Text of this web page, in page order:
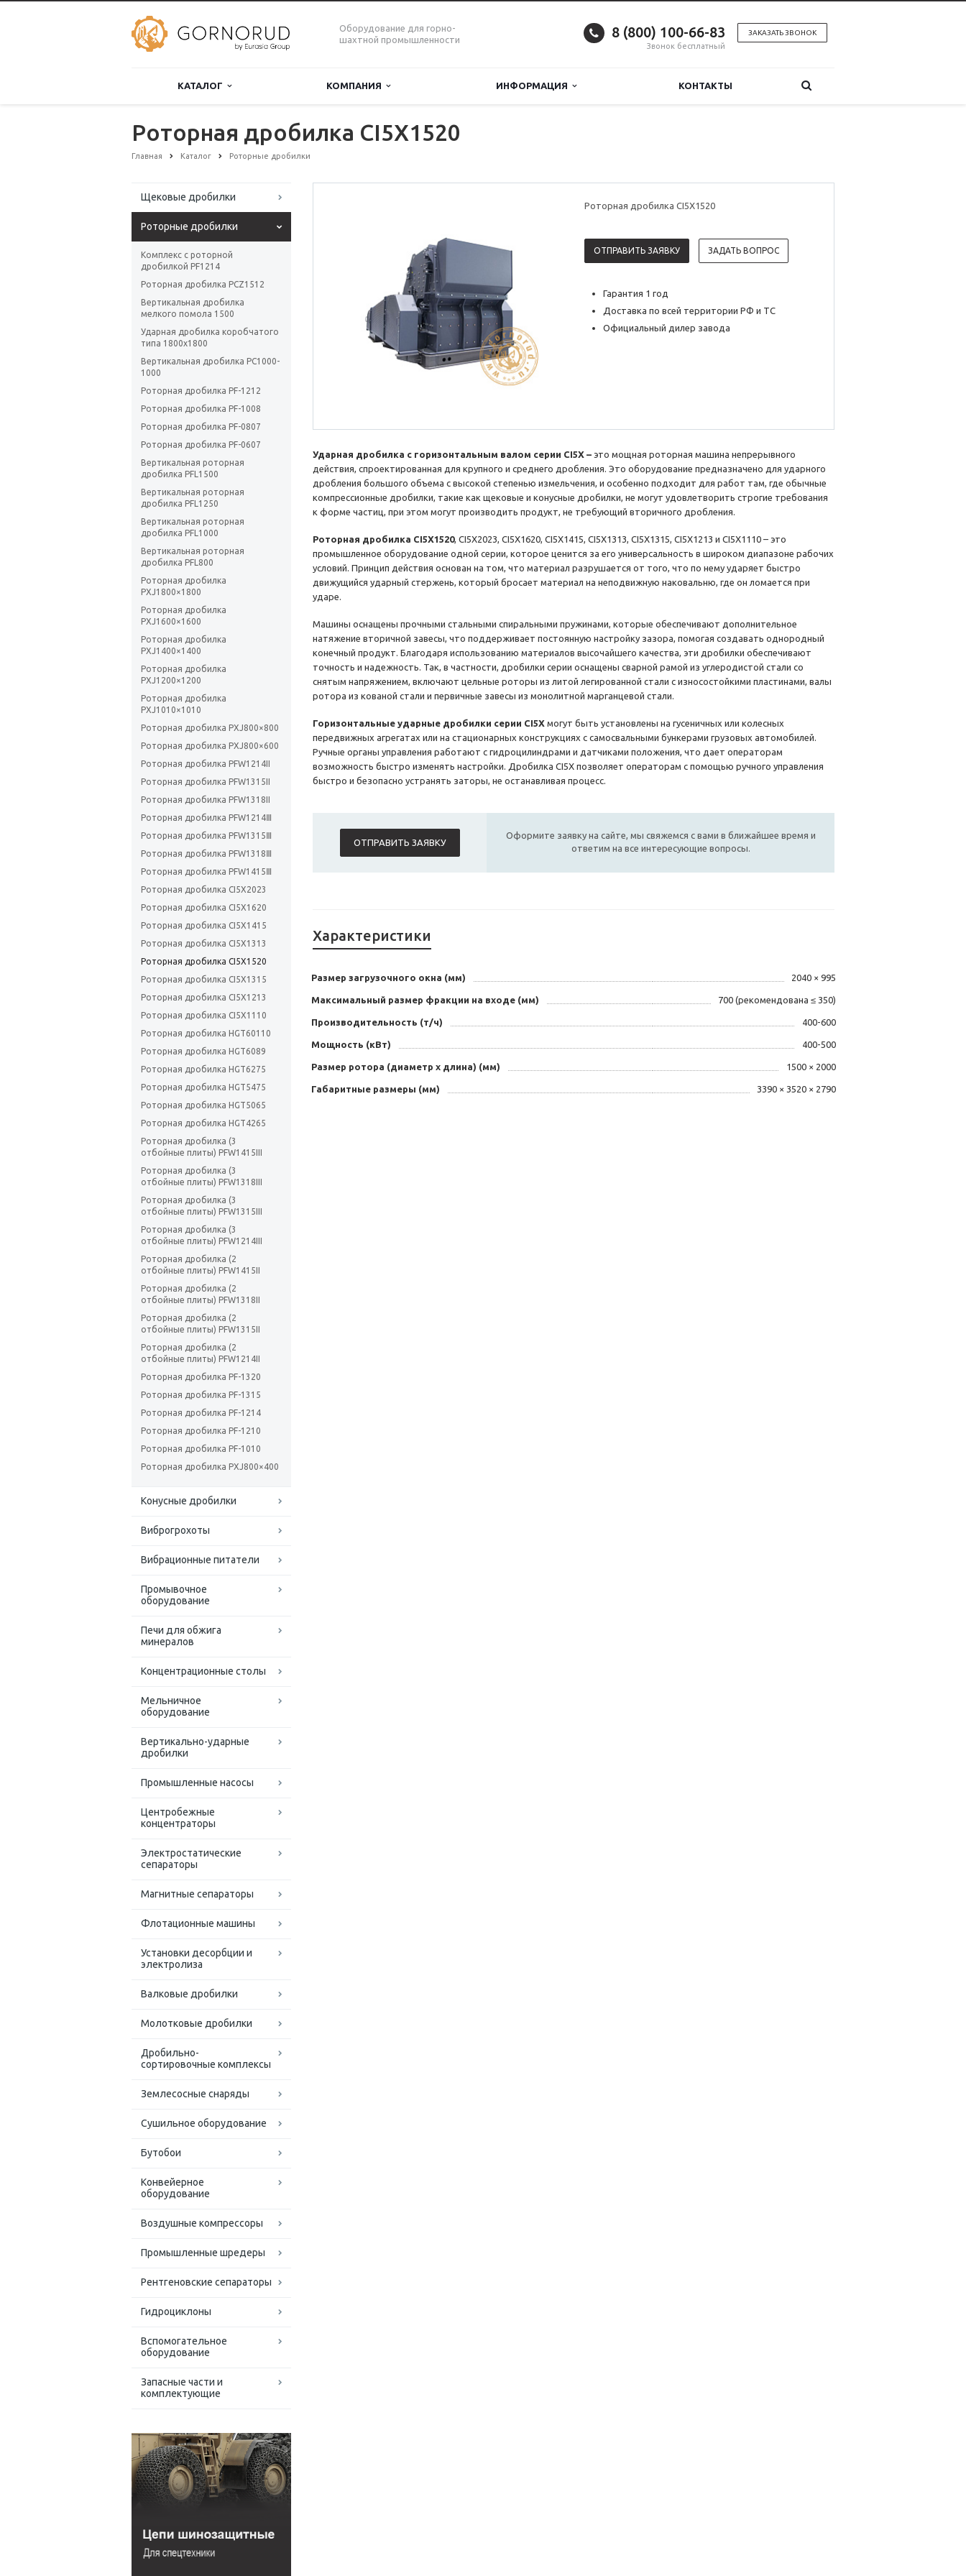
Оборудование для горно-
шахтной промышленности
ЗАКАЗАТЬ ЗВОНОК
8 (800) 100-66-83
Звонок бесплатный
КАТАЛОГ КОМПАНИЯ ИНФОРМАЦИЯ КОНТАКТЫ
Роторная дробилка CI5X1520
Главная Каталог Роторные дробилки
Щековые дробилки
Роторные дробилки
Комплекс с роторной
дробилкой PF1214
Роторная дробилка PCZ1512
Вертикальная дробилка
мелкого помола 1500
Ударная дробилка коробчатого
типа 1800х1800
Вертикальная дробилка PC1000-
1000
Роторная дробилка PF-1212
Роторная дробилка PF-1008
Роторная дробилка PF-0807
Роторная дробилка PF-0607
Вертикальная роторная
дробилка PFL1500
Вертикальная роторная
дробилка PFL1250
Вертикальная роторная
дробилка PFL1000
Вертикальная роторная
дробилка PFL800
Роторная дробилка
PXJ1800×1800
Роторная дробилка
PXJ1600×1600
Роторная дробилка
PXJ1400×1400
Роторная дробилка
PXJ1200×1200
Роторная дробилка
PXJ1010×1010
Роторная дробилка PXJ800×800
Роторная дробилка PXJ800×600
Роторная дробилка PFW1214II
Роторная дробилка PFW1315II
Роторная дробилка PFW1318II
Роторная дробилка PFW1214Ⅲ
Роторная дробилка PFW1315Ⅲ
Роторная дробилка PFW1318Ⅲ
Роторная дробилка PFW1415Ⅲ
Роторная дробилка CI5X2023
Роторная дробилка CI5X1620
Роторная дробилка CI5X1415
Роторная дробилка CI5X1313
Роторная дробилка CI5X1520
Роторная дробилка CI5X1315
Роторная дробилка CI5X1213
Роторная дробилка CI5X1110
Роторная дробилка HGT60110
Роторная дробилка HGT6089
Роторная дробилка HGT6275
Роторная дробилка HGT5475
Роторная дробилка HGT5065
Роторная дробилка HGT4265
Роторная дробилка (3
отбойные плиты) PFW1415III
Роторная дробилка (3
отбойные плиты) PFW1318III
Роторная дробилка (3
отбойные плиты) PFW1315III
Роторная дробилка (3
отбойные плиты) PFW1214III
Роторная дробилка (2
отбойные плиты) PFW1415II
Роторная дробилка (2
отбойные плиты) PFW1318II
Роторная дробилка (2
отбойные плиты) PFW1315II
Роторная дробилка (2
отбойные плиты) PFW1214II
Роторная дробилка PF-1320
Роторная дробилка PF-1315
Роторная дробилка PF-1214
Роторная дробилка PF-1210
Роторная дробилка PF-1010
Роторная дробилка PXJ800×400
Конусные дробилки
Виброгрохоты
Вибрационные питатели
Промывочное
оборудование
Печи для обжига
минералов
Концентрационные столы
Мельничное
оборудование
Вертикально-ударные
дробилки
Промышленные насосы
Центробежные
концентраторы
Электростатические
сепараторы
Магнитные сепараторы
Флотационные машины
Установки десорбции и
электролиза
Валковые дробилки
Молотковые дробилки
Дробильно-
сортировочные комплексы
Землесосные снаряды
Сушильное оборудование
Бутобои
Конвейерное
оборудование
Воздушные компрессоры
Промышленные шредеры
Рентгеновские сепараторы
Гидроциклоны
Вспомогательное
оборудование
Запасные части и
комплектующие
Роторная дробилка CI5X1520
ОТПРАВИТЬ ЗАЯВКУ ЗАДАТЬ ВОПРОС
Гарантия 1 год
Доставка по всей территории РФ и ТС
Официальный дилер завода
Ударная дробилка с горизонтальным валом серии CI5X – это мощная роторная машина непрерывного
действия, спроектированная для крупного и среднего дробления. Это оборудование предназначено для ударного
дробления большого объема с высокой степенью измельчения, и особенно подходит для работ там, где обычные
компрессионные дробилки, такие как щековые и конусные дробилки, не могут удовлетворить строгие требования
к форме частиц, при этом могут производить продукт, не требующий вторичного дробления.
Роторная дробилка CI5X1520, CI5X2023, CI5X1620, CI5X1415, CI5X1313, CI5X1315, CI5X1213 и CI5X1110 – это
промышленное оборудование одной серии, которое ценится за его универсальность в широком диапазоне рабочих
условий. Принцип действия основан на том, что материал разрушается от того, что по нему ударяет быстро
движущийся ударный стержень, который бросает материал на неподвижную наковальню, где он ломается при
ударе.
Машины оснащены прочными стальными спиральными пружинами, которые обеспечивают дополнительное
натяжение вторичной завесы, что поддерживает постоянную настройку зазора, помогая создавать однородный
конечный продукт. Благодаря использованию материалов высочайшего качества, эти дробилки обеспечивают
точность и надежность. Так, в частности, дробилки серии оснащены сварной рамой из углеродистой стали со
снятым напряжением, включают цельные роторы из литой легированной стали с износостойкими пластинами, валы
ротора из кованой стали и первичные завесы из монолитной марганцевой стали.
Горизонтальные ударные дробилки серии CI5X могут быть установлены ​​на гусеничных или колесных
передвижных агрегатах или на стационарных конструкциях с самосвальными бункерами грузовых автомобилей.
Ручные органы управления работают с гидроцилиндрами и датчиками положения, что дает операторам
возможность быстро изменять настройки. Дробилка CI5X позволяет операторам с помощью ручного управления
быстро и безопасно устранять заторы, не останавливая процесс.
ОТПРАВИТЬ ЗАЯВКУ
Оформите заявку на сайте, мы свяжемся с вами в ближайшее время и
ответим на все интересующие вопросы.
Характеристики
Размер загрузочного окна (мм) 2040 × 995
Максимальный размер фракции на входе (мм) 700 (рекомендована ≤ 350)
Производительность (т/ч) 400-600
Мощность (кВт) 400-500
Размер ротора (диаметр х длина) (мм) 1500 × 2000
Габаритные размеры (мм) 3390 × 3520 × 2790